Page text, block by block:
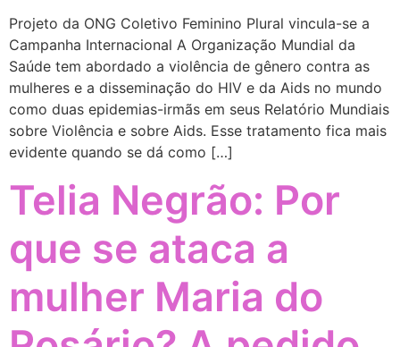
Projeto da ONG Coletivo Feminino Plural vincula-se a
Campanha Internacional A Organização Mundial da
Saúde tem abordado a violência de gênero contra as
mulheres e a disseminação do HIV e da Aids no mundo
como duas epidemias-irmãs em seus Relatório Mundiais
sobre Violência e sobre Aids. Esse tratamento fica mais
evidente quando se dá como […]
Telia Negrão: Por
que se ataca a
mulher Maria do